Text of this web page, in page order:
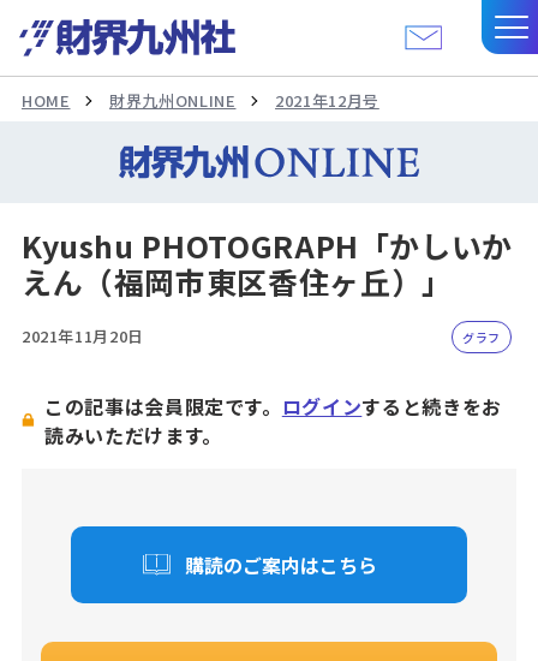
HOME 財界九州ONLINE 2021年12月号
Kyushu PHOTOGRAPH「かしいか
えん（福岡市東区香住ヶ丘）」
2021年11月20日 グラフ
この記事は会員限定です。 ログインすると続きをお
読みいただけます。
購読のご案内はこちら